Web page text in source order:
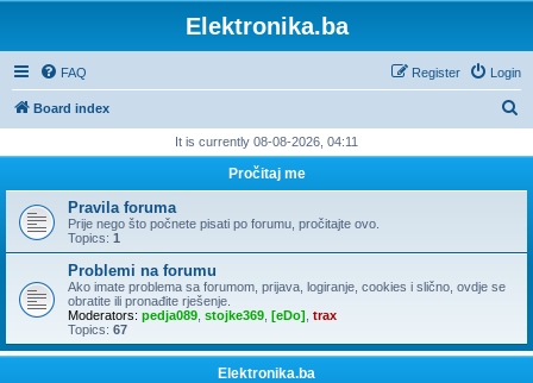
Elektronika.ba
FAQ Login
Register
Board index
r
h
It is currently 08-08-2026, 04:11
Pročitaj me
Pravila foruma
Prije nego što počnete pisati po forumu, pročitajte ovo.
Topics: 1
Problemi na forumu
Ako imate problema sa forumom, prijava, logiranje, cookies i slično, ovdje se
obratite ili pronađite rješenje.
Moderators: pedja089 stojke369 [eDo] trax
Topics: 67
Elektronika.ba